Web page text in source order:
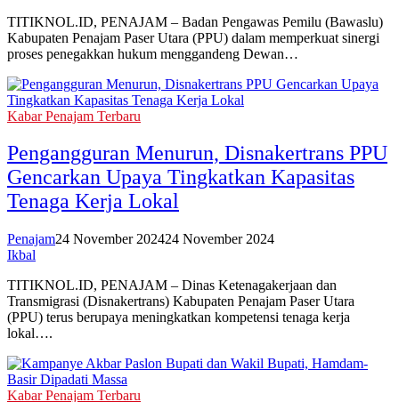
TITIKNOL.ID, PENAJAM – Badan Pengawas Pemilu (Bawaslu)
Kabupaten Penajam Paser Utara (PPU) dalam memperkuat sinergi
proses penegakkan hukum menggandeng Dewan…
Kabar Penajam Terbaru
Pengangguran Menurun, Disnakertrans PPU
Gencarkan Upaya Tingkatkan Kapasitas
Tenaga Kerja Lokal
Penajam24 November 202424 November 2024
Ikbal
TITIKNOL.ID, PENAJAM – Dinas Ketenagakerjaan dan
Transmigrasi (Disnakertrans) Kabupaten Penajam Paser Utara
(PPU) terus berupaya meningkatkan kompetensi tenaga kerja
lokal….
Kabar Penajam Terbaru